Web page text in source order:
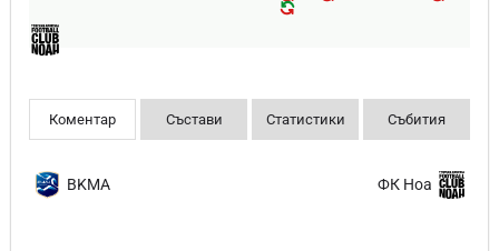
Коментар Състави Статистики Събития
BKMA ФК Ноа